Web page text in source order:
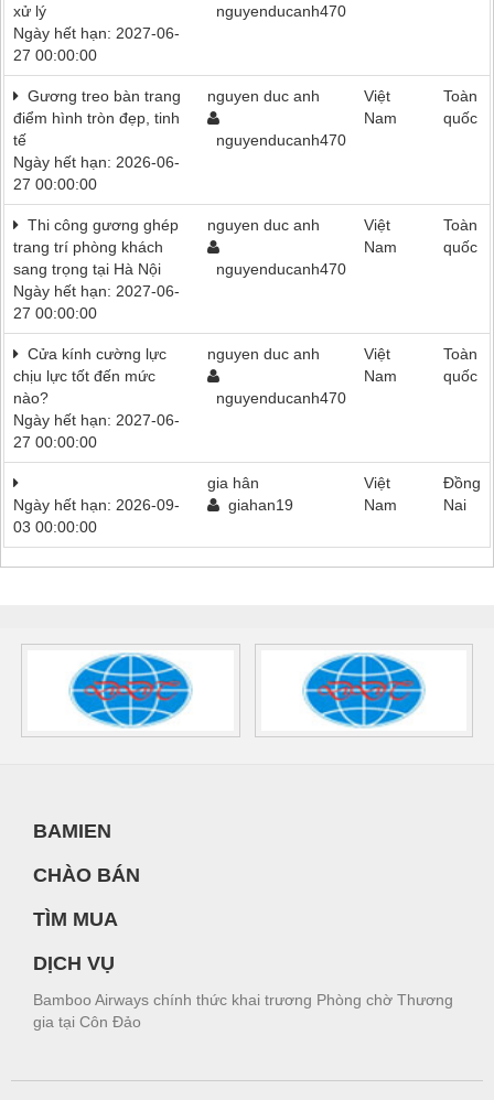
xử lý
Ngày hết hạn: 2027-06-
27 00:00:00
nguyenducanh470
Gương treo bàn trang
điểm hình tròn đẹp, tinh
tế
Ngày hết hạn: 2026-06-
27 00:00:00
nguyen duc anh
nguyenducanh470
Việt
Nam
Toàn
quốc
Thi công gương ghép
trang trí phòng khách
sang trọng tại Hà Nội
Ngày hết hạn: 2027-06-
27 00:00:00
nguyen duc anh
nguyenducanh470
Việt
Nam
Toàn
quốc
Cửa kính cường lực
chịu lực tốt đến mức
nào?
Ngày hết hạn: 2027-06-
27 00:00:00
nguyen duc anh
nguyenducanh470
Việt
Nam
Toàn
quốc
Ngày hết hạn: 2026-09-
03 00:00:00
gia hân
giahan19
Việt
Nam
Đồng
Nai
BAMIEN
CHÀO BÁN
TÌM MUA
DỊCH VỤ
Bamboo Airways chính thức khai trương Phòng chờ Thương
gia tại Côn Đảo